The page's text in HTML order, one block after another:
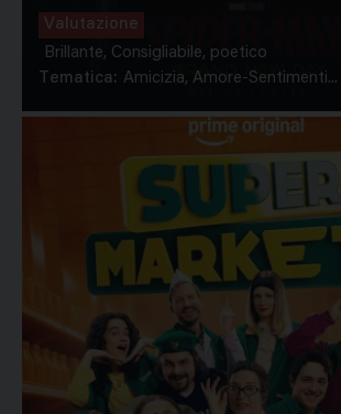
Valutazione
Brillante, Consigliabile, poetico
Tematica: Amicizia, Amore-Sentimenti...